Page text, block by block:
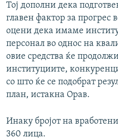
Тој дополни дека
главен фактор за
оцени дека имаме
персонал во однос на
овие средства ќе
институциите,
со што ќе се подобрат
план, истакна Орав.
Инаку бројот на
360 лица.